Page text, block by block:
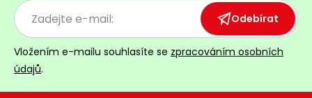
Odebírat
Vložením e-mailu souhlasíte se zpracováním osobních
údajů.